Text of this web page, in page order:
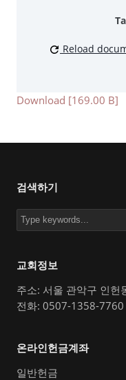
Reload
Download [169.00 B]
검색하기
교회정보
주소: 서울 관악구 인
전화: 0507-1358-7760
온라인헌금계좌
일반헌금